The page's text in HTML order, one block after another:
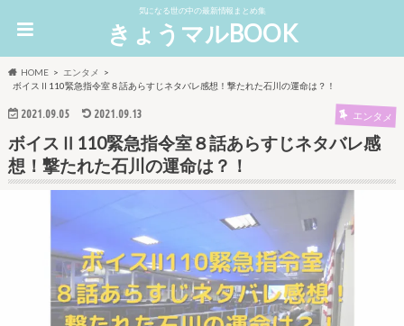
気になる世の中の最新情報まとめ集
きょうマルBOOK
HOME
エンタメ
ボイスⅡ110緊急指令室８話あらすじネタバレ感想！撃たれた石川の運命は？！
2021.09.05 2021.09.13 エンタメ
ボイスⅡ110緊急指令室８話あらすじネタバレ感
想！撃たれた石川の運命は？！